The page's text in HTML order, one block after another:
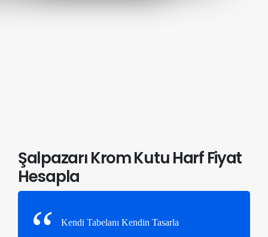
Şalpazarı Krom Kutu Harf Fiyat
Hesapla
Kendi Tabelanı Kendin Tasarla